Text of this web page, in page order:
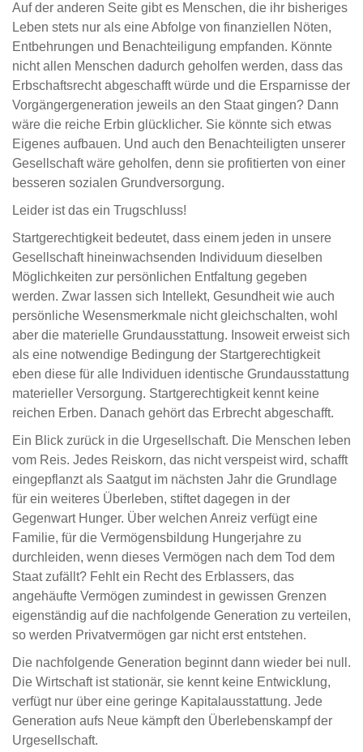
Auf der anderen Seite gibt es Menschen, die ihr bisheriges
Leben stets nur als eine Abfolge von finanziellen Nöten,
Entbehrungen und Benachteiligung empfanden. Könnte
nicht allen Menschen dadurch geholfen werden, dass das
Erbschaftsrecht abgeschafft würde und die Ersparnisse der
Vorgängergeneration jeweils an den Staat gingen? Dann
wäre die reiche Erbin glücklicher. Sie könnte sich etwas
Eigenes aufbauen. Und auch den Benachteiligten unserer
Gesellschaft wäre geholfen, denn sie profitierten von einer
besseren sozialen Grundversorgung.
Leider ist das ein Trugschluss!
Startgerechtigkeit bedeutet, dass einem jeden in unsere
Gesellschaft hineinwachsenden Individuum dieselben
Möglichkeiten zur persönlichen Entfaltung gegeben
werden. Zwar lassen sich Intellekt, Gesundheit wie auch
persönliche Wesensmerkmale nicht gleichschalten, wohl
aber die materielle Grundausstattung. Insoweit erweist sich
als eine notwendige Bedingung der Startgerechtigkeit
eben diese für alle Individuen identische Grundausstattung
materieller Versorgung. Startgerechtigkeit kennt keine
reichen Erben. Danach gehört das Erbrecht abgeschafft.
Ein Blick zurück in die Urgesellschaft. Die Menschen leben
vom Reis. Jedes Reiskorn, das nicht verspeist wird, schafft
eingepflanzt als Saatgut im nächsten Jahr die Grundlage
für ein weiteres Überleben, stiftet dagegen in der
Gegenwart Hunger. Über welchen Anreiz verfügt eine
Familie, für die Vermögensbildung Hungerjahre zu
durchleiden, wenn dieses Vermögen nach dem Tod dem
Staat zufällt? Fehlt ein Recht des Erblassers, das
angehäufte Vermögen zumindest in gewissen Grenzen
eigenständig auf die nachfolgende Generation zu verteilen,
so werden Privatvermögen gar nicht erst entstehen.
Die nachfolgende Generation beginnt dann wieder bei null.
Die Wirtschaft ist stationär, sie kennt keine Entwicklung,
verfügt nur über eine geringe Kapitalausstattung. Jede
Generation aufs Neue kämpft den Überlebenskampf der
Urgesellschaft.